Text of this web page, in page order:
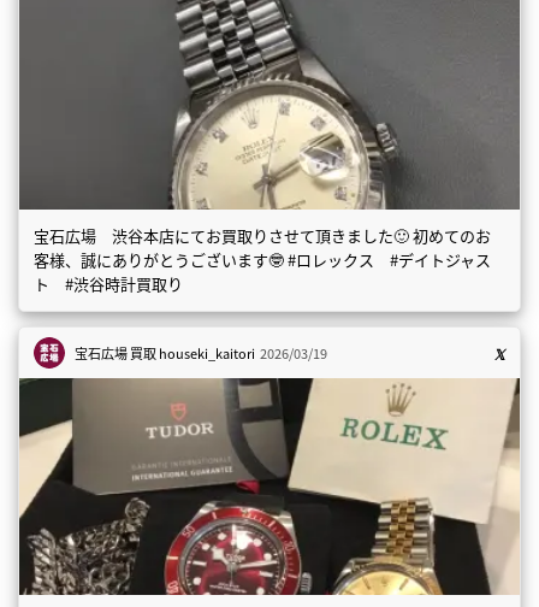
宝石広場 渋谷本店にてお買取りさせて頂きました🙂 初めてのお
客様、誠にありがとうございます🤓 #ロレックス #デイトジャス
ト #渋谷時計買取り
宝石広場 買取houseki_kaitori 2026/03/19